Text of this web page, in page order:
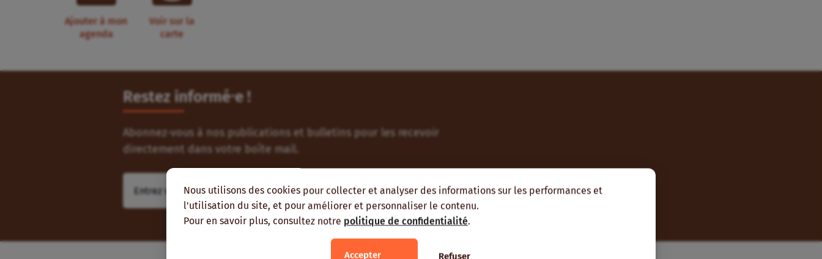
Nous utilisons des cookies pour collecter et analyser des informations sur les performances et
l'utilisation du site, et pour améliorer et personnaliser le contenu.
Pour en savoir plus, consultez notre politique de confidentialité.
Accepter Refuser
Ajouter à mon
agenda
Voir sur la
carte
Restez informé⸱e !
Abonnez-vous à nos publications et bulletins pour les recevoir
directement dans votre boîte mail.